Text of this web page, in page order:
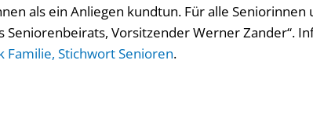
als ein Anliegen kundtun. Für alle Seniorinnen
Seniorenbeirats, Vorsitzender Werner Zander“.
Stichwort Senioren.